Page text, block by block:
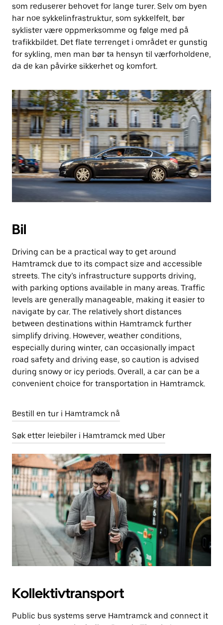
som reduserer behovet for lange turer. Selv om byen
har noe sykkelinfrastruktur, som sykkelfelt, bør
syklister være oppmerksomme og følge med på
trafikkbildet. Det flate terrenget i området er gunstig
for sykling, men man bør ta hensyn til værforholdene,
da de kan påvirke sikkerhet og komfort.
Bil
Driving can be a practical way to get around
Hamtramck due to its compact size and accessible
streets. The city’s infrastructure supports driving,
with parking options available in many areas. Traffic
levels are generally manageable, making it easier to
navigate by car. The relatively short distances
between destinations within Hamtramck further
simplify driving. However, weather conditions,
especially during winter, can occasionally impact
road safety and driving ease, so caution is advised
during snowy or icy periods. Overall, a car can be a
convenient choice for transportation in Hamtramck.
Bestill en tur i Hamtramck nå
Søk etter leiebiler i Hamtramck med Uber
Kollektivtransport
Public bus systems serve Hamtramck and connect it